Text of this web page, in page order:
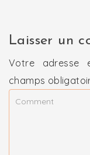
Laisser un
Votre adresse
champs